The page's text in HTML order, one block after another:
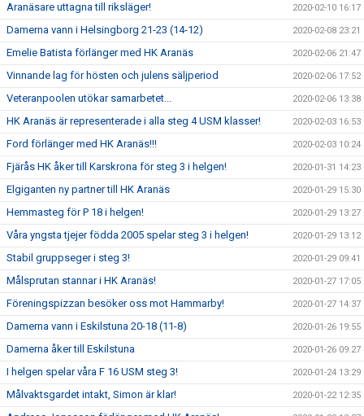
Aranäsare uttagna till riksläger! 2020-02-10 16:17
Damerna vann i Helsingborg 21-23 (14-12) 2020-02-08 23:21
Emelie Batista förlänger med HK Aranäs 2020-02-06 21:47
Vinnande lag för hösten och julens säljperiod 2020-02-06 17:52
Veteranpoolen utökar samarbetet... 2020-02-06 13:38
HK Aranäs är representerade i alla steg 4 USM klasser! 2020-02-03 16:53
Ford förlänger med HK Aranäs!!! 2020-02-03 10:24
Fjärås HK åker till Karskrona för steg 3 i helgen! 2020-01-31 14:23
Elgiganten ny partner till HK Aranäs 2020-01-29 15:30
Hemmasteg för P 18 i helgen! 2020-01-29 13:27
Våra yngsta tjejer födda 2005 spelar steg 3 i helgen! 2020-01-29 13:12
Stabil gruppseger i steg 3! 2020-01-29 09:41
Målsprutan stannar i HK Aranäs! 2020-01-27 17:05
Föreningspizzan besöker oss mot Hammarby! 2020-01-27 14:37
Damerna vann i Eskilstuna 20-18 (11-8) 2020-01-26 19:55
Damerna åker till Eskilstuna 2020-01-26 09:27
I helgen spelar våra F 16 USM steg 3! 2020-01-24 13:29
Målvaktsgardet intakt, Simon är klar! 2020-01-22 12:35